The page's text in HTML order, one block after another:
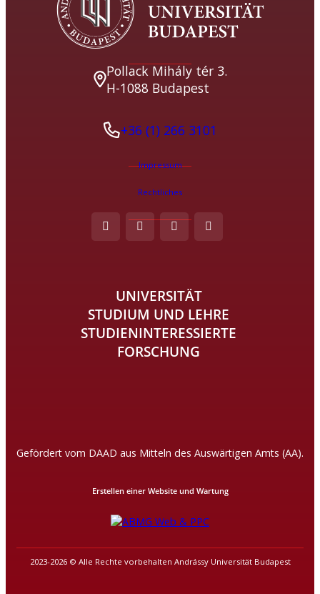
Pollack Mihály tér 3.
H-1088 Budapest
+36 (1) 266 3101
Impressum
Rechtliches
UNIVERSITÄT
STUDIUM UND LEHRE
STUDIENINTERESSIERTE
FORSCHUNG
Gefördert vom DAAD aus Mitteln des Auswärtigen Amts (AA).
2023-2026 © Alle Rechte vorbehalten Andrássy Universität Budapest
Erstellen einer Website und Wartung